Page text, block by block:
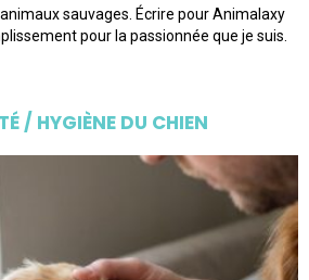
sauvages. Écrire pour Animalaxy
pour la passionnée que je suis.
/ HYGIÈNE DU CHIEN